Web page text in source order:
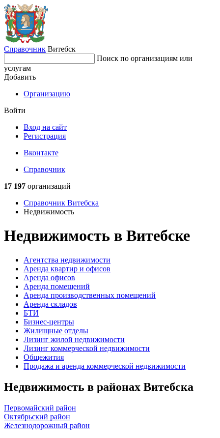
Справочник Витебск
Поиск по организациям или
услугам
Добавить
Организацию
Войти
Вход на сайт
Регистрация
Вконтакте
Справочник
17 197 организаций
Справочник Витебска
Недвижимость
Недвижимость в Витебске
Агентства недвижимости
Аренда квартир и офисов
Аренда офисов
Аренда помещений
Аренда производственных помещений
Аренда складов
БТИ
Бизнес-центры
Жилищные отделы
Лизинг жилой недвижимости
Лизинг коммерческой недвижимости
Общежития
Продажа и аренда коммерческой недвижимости
Недвижимость в районах Витебска
Первомайский район
Октябрьский район
Железнодорожный район